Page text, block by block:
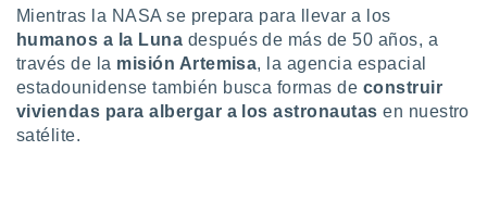
más
nuestra
y
Mientras la NASA se prepara para llevar a los
humanos a la Luna después de más de 50 años, a
través de la misión Artemisa, la agencia espacial
estadounidense también busca formas de construir
viviendas para albergar a los astronautas en nuestro
satélite.